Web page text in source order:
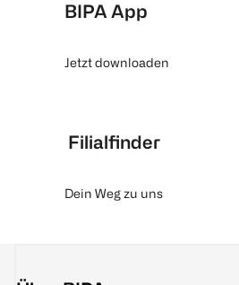
BIPA App
Jetzt downloaden
Filialfinder
Dein Weg zu uns